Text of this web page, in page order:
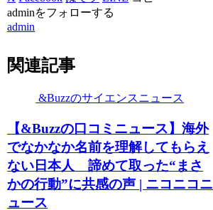
adminをフォローする
admin
関連記事
&Buzzのサイエンスニュース
【&Buzzの口コミニュース】海外
でなかなか名前を理解してもらえ
ない日本人 諦めて取った“まさ
かの行動”に共感の声 | ニコニコニ
ュース